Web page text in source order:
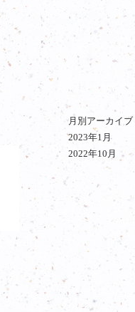
月別アーカイブ
2023年1月
2022年10月